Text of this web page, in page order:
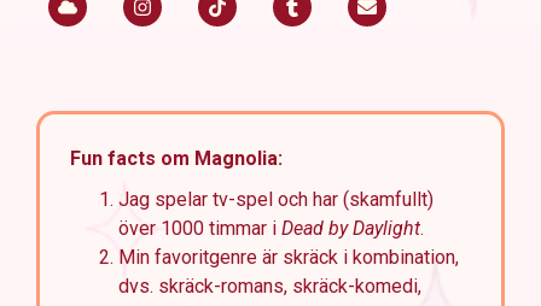
Fun facts om Magnolia:
Jag spelar tv-spel och har (skamfullt)
över 1000 timmar i Dead by Daylight.
Min favoritgenre är skräck i kombination,
dvs. skräck-romans, skräck-komedi,